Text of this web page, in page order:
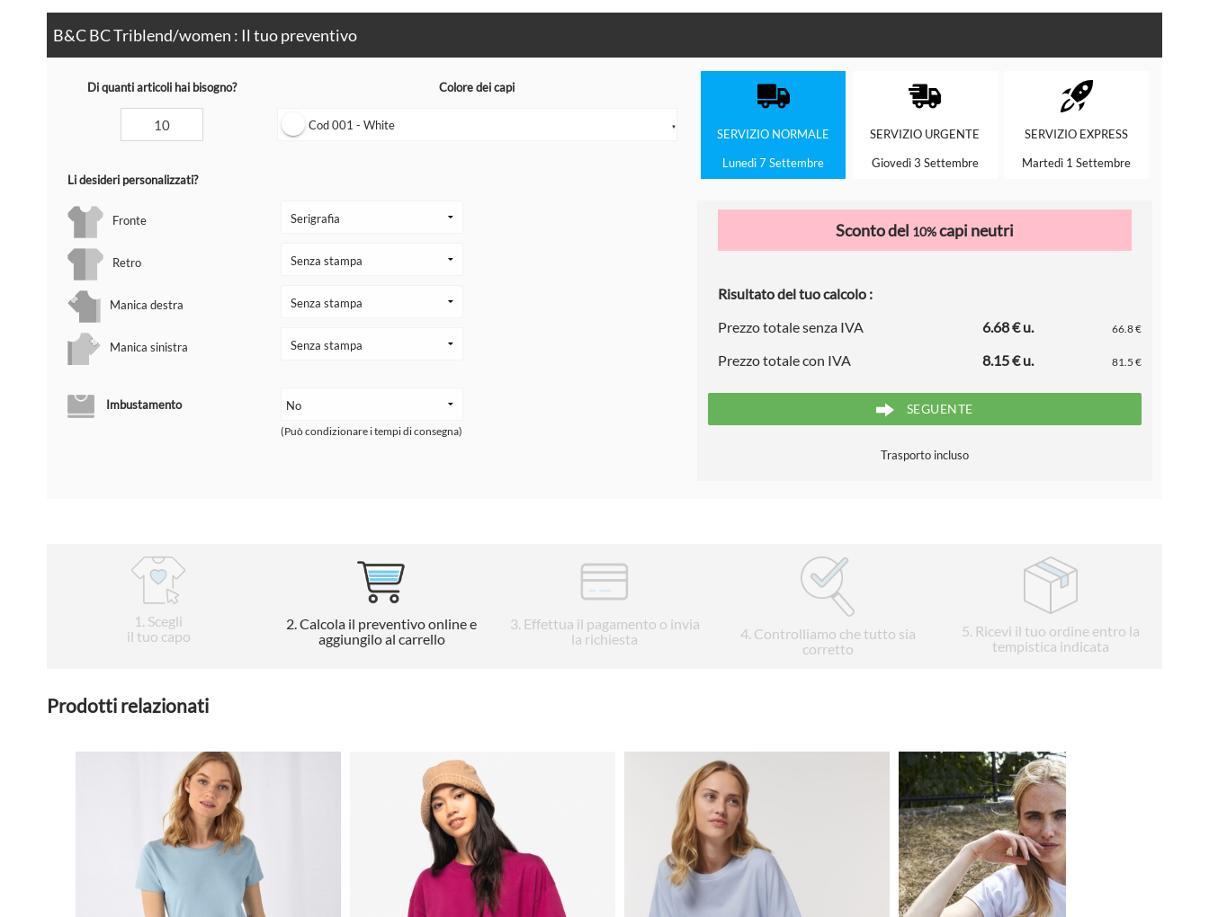
B&C BC Triblend/women : Il tuo preventivo
Di quanti articoli hai bisogno? Colore dei capi
Cod 001 - White ▼
Li desideri personalizzati?
Fronte
Retro
Manica destra
Manica sinistra
Imbustamento
(Può condizionare i tempi di consegna)
SERVIZIO NORMALE
Lunedì 7 Settembre
SERVIZIO URGENTE
Giovedì 3 Settembre
SERVIZIO EXPRESS
Martedì 1 Settembre
Sconto del 10%capi neutri
Risultato del tuo calcolo :
Prezzo totale senza IVA
6.68 € u. 66.8 €
Prezzo totale con IVA 8.15 € u. 81.5 €
SEGUENTE
Trasporto incluso
1 . Scegli
il tuo capo
2. Calcola il preventivo online e
aggiungilo al carrello
3. Effettua il pagamento o invia
la richiesta
4. Controlliamo che tutto sia
corretto
5 . Ricevi il tuo ordine entro la
tempistica indicata
Prodotti relazionati